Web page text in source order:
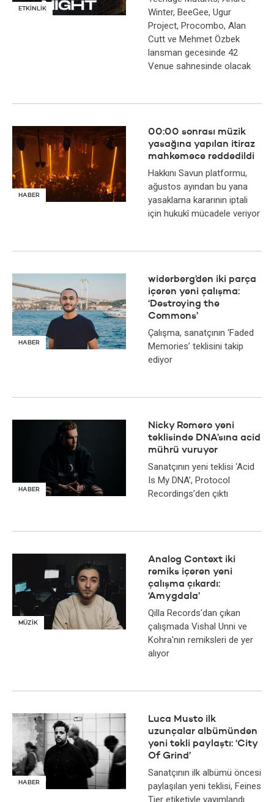
ETKİNLİK
Winter, BeeGee, Ugur
Project, Procombo, Alan
Cutt ve Mehmet Özbek
lansman gecesinde 42
Venue sahnesinde olacak
HABER
00:00 sonrası müzik
yasağına yapılan itiraz
mahkemece reddedildi
Hakkını Savun platformu,
ağustos ayından bu yana
yasaklama kararının iptali
için hukukî mücadele veriyor
HABER
widerberg’den iki parça
içeren yeni çalışma:
‘Destroying the
Commons’
Çalışma, sanatçının ‘Faded
Memories’ teklisini takip
ediyor
HABER
Nicky Romero yeni
teklisinde DNA’sına acid
mührü vuruyor
Sanatçının yeni teklisi ‘Acid
Is My DNA’, Protocol
Recordings’den çıktı
MÜZİK
Analog Context iki
remiks içeren yeni
çalışma çıkardı:
‘Amygdala’
Qilla Records'dan çıkan
çalışmada Vishal Unni ve
Kohra'nın remiksleri de yer
alıyor
HABER
Luca Musto ilk
uzunçalar albümünden
yeni tekli paylaştı: ‘City
Of Grind’
Sanatçının ilk albümü öncesi
paylaşılan yeni teklisi, Feines
Tier etiketiyle yayımlandı